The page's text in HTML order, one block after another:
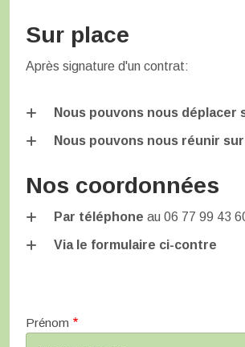
Sur place
Après signature d'un contrat:
Nous pouvons nous déplacer
Nous pouvons nous réunir
Nos coordonnées
Par téléphone au 06 77 99 43
Via le formulaire ci-contre
Prénom